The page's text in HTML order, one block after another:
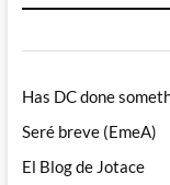
Has DC done
Seré breve (EmeA)
El Blog de Jotace